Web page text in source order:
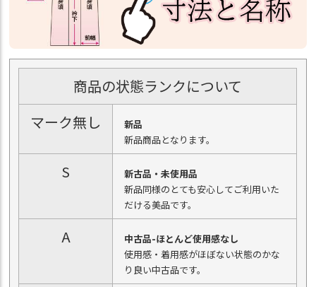
商品の状態ランクについて
マーク無し
新品
新品商品となります。
S
新古品・未使用品
新品同様のとても安心してご利用いた
だける美品です。
A
中古品-ほとんど使用感なし
使用感・着用感がほぼない状態のかな
り良い中古品です。